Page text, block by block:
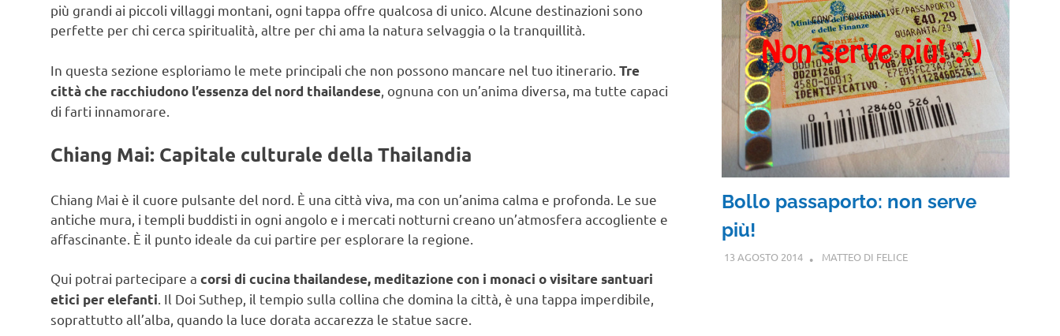
più grandi ai piccoli villaggi montani, ogni tappa offre qualcosa di unico. Alcune destinazioni sono
perfette per chi cerca spiritualità, altre per chi ama la natura selvaggia o la tranquillità.
In questa sezione esploriamo le mete principali che non possono mancare nel tuo itinerario. Tre
città che racchiudono l’essenza del nord thailandese , ognuna con un’anima diversa, ma tutte capaci
di farti innamorare.
Chiang Mai: Capitale culturale della Thailandia
Chiang Mai è il cuore pulsante del nord. È una città viva, ma con un’anima calma e profonda. Le sue
antiche mura, i templi buddisti in ogni angolo e i mercati notturni creano un’atmosfera accogliente e
affascinante. È il punto ideale da cui partire per esplorare la regione.
Qui potrai partecipare a corsi di cucina thailandese, meditazione con i monaci o visitare santuari
etici per elefanti. Il Doi Suthep, il tempio sulla collina che domina la città, è una tappa imperdibile,
soprattutto all’alba, quando la luce dorata accarezza le statue sacre.
Bollo passaporto: non serve
più!
13 AGOSTO 2014 MATTEO DI FELICE